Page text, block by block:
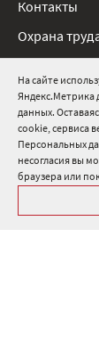
На сайте
Яндекс.Метрика
данных.
cookie, сервиса
Персональных
несогласия вы
браузера или
8 800 511
Россия
Контакты
Охрана